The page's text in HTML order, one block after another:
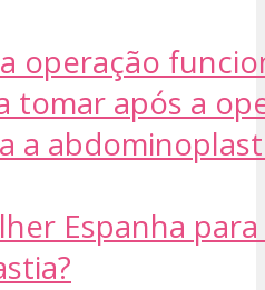
operação
tomar após a
a
Espanha